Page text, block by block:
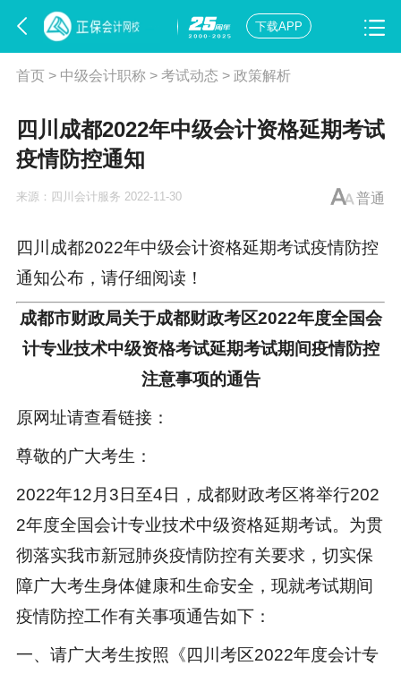
下载APP
首页> 中级会计职称> 考试动态 > 政策解析
四川成都2022年中级会计资格延期考试
疫情防控通知
普通
来源： 四川会计服务 2022-11-30
四川成都2022年中级会计资格延期考试疫情防控
通知公布，请仔细阅读！
成都市财政局关于成都财政考区2022年度全国会
计专业技术中级资格考试延期考试期间疫情防控
注意事项的通告
原网址请查看链接：
尊敬的广大考生：
2022年12月3日至4日，成都财政考区将举行202
2年度全国会计专业技术中级资格延期考试。为贯
彻落实我市新冠肺炎疫情防控有关要求，切实保
障广大考生身体健康和生命安全，现就考试期间
疫情防控工作有关事项通告如下：
一、请广大考生按照《四川考区2022年度会计专